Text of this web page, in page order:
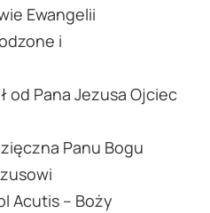
Ewangelii
i
od Pana Jezusa Ojciec
Panu Bogu
Acutis – Boży